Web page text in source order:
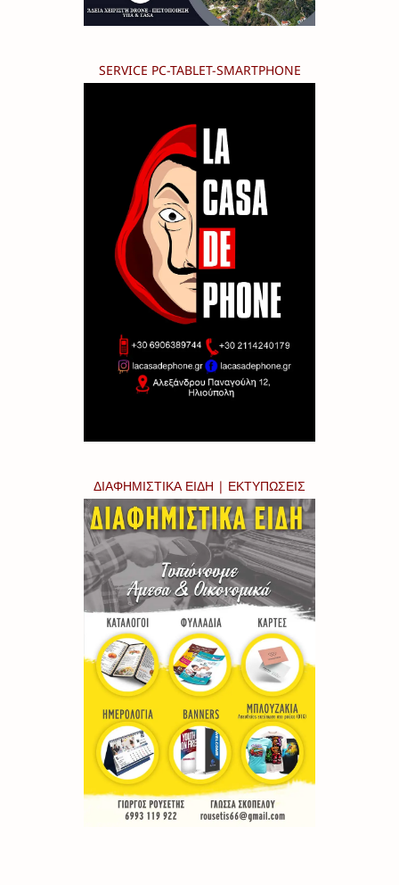
SERVICE PC-TABLET-SMARTPHONE
ΔΙΑΦΗΜΙΣΤΙΚΑ ΕΙΔΗ | ΕΚΤΥΠΩΣΕΙΣ